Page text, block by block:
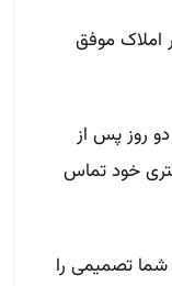
املاک موفق
روز پس از
خود تماس
تصمیمی را